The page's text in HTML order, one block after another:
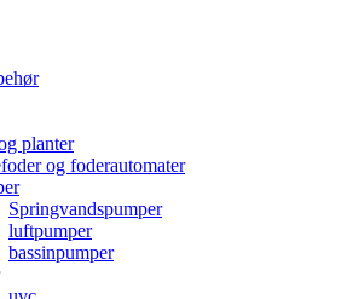
planter
og foderautomater
Springvandspumper
luftpumper
bassinpumper